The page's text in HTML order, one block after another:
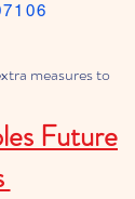
measures to
Future